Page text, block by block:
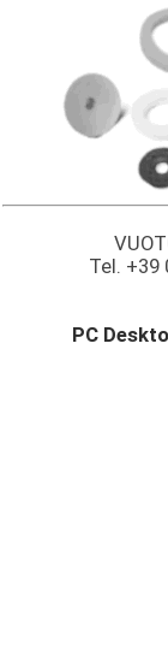
Tel. +39
PC